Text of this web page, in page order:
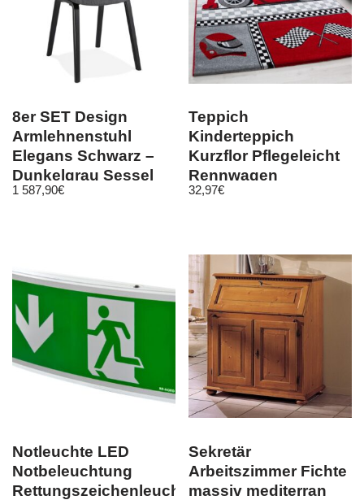
8er SET Design
Armlehnenstuhl
Elegans Schwarz –
Dunkelgrau Sessel
Esszimmerstuhl Stuh
1 587,90€
Teppich
Kinderteppich
Kurzflor Pflegeleicht
Rennwagen
Kinderzimmer Rot
32,97€
Notleuchte LED
Notbeleuchtung
Rettungszeichenleuchte
Sekretär
Arbeitszimmer Fichte
massiv mediterran